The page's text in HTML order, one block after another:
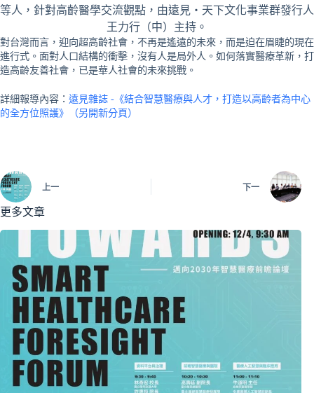
等人，針對高齡醫學交流觀點，由遠見‧天下文化事業群發行人
王力行（中）主持。
對台灣而言，迎向超高齡社會，不再是遙遠的未來，而是迫在眉睫的現在
進行式。面對人口結構的衝擊，沒有人是局外人。如何落實醫療革新，打
造高齡友善社會，已是華人社會的未來挑戰。
詳細報導內容： 遠見雜誌 -《結合智慧醫療與人才，打造以高齡者為中心
的全方位照護》（另開新分頁）
上一 下一
更多文章